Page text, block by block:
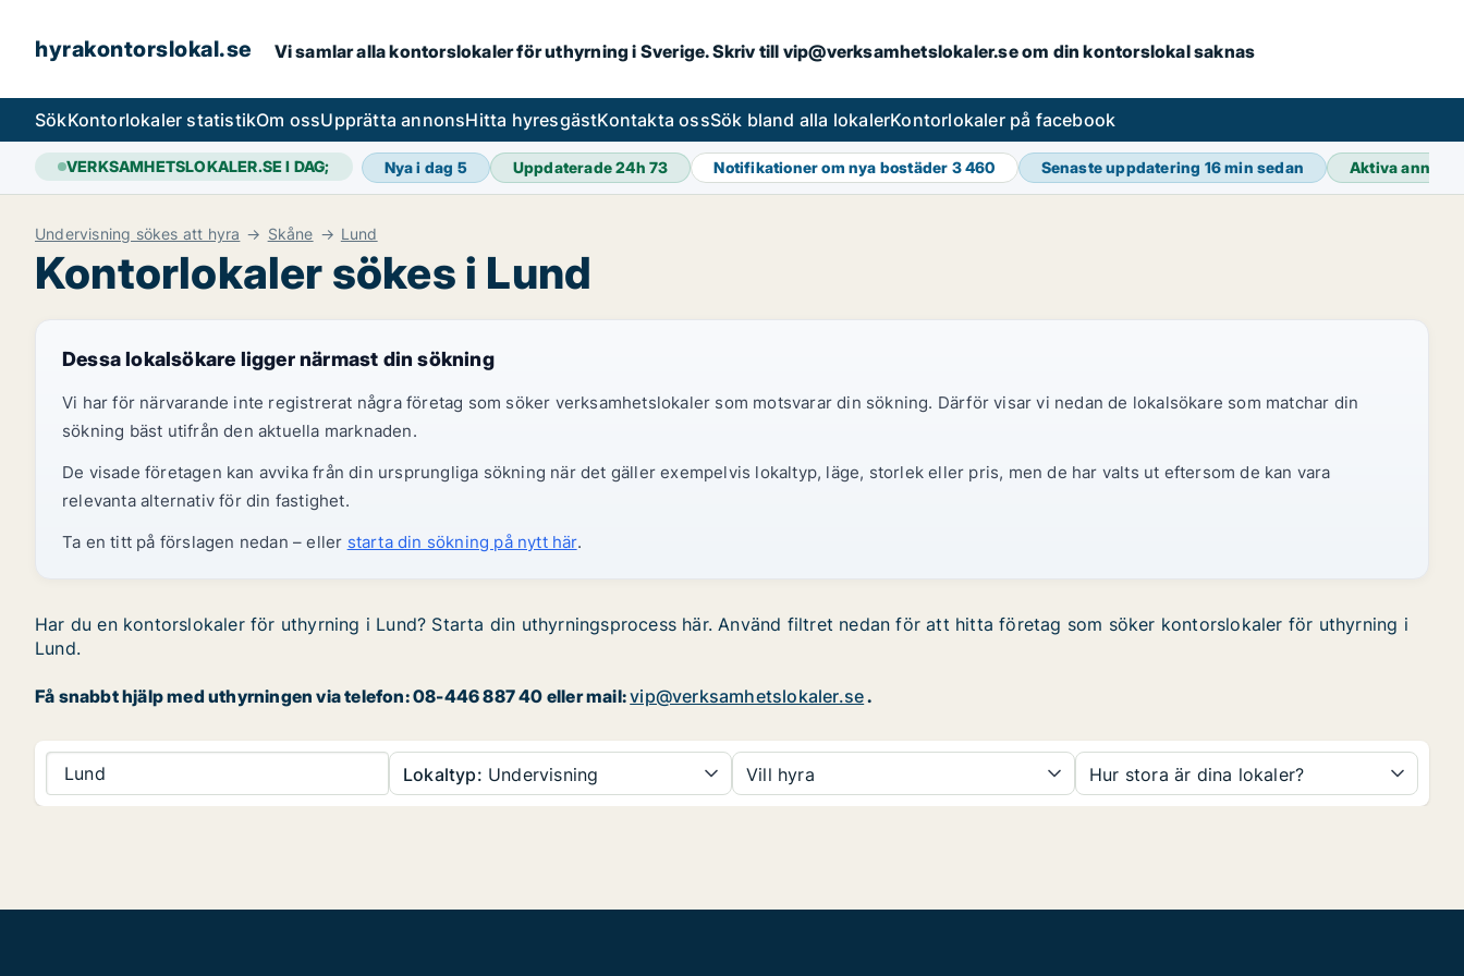
hyrakontorslokal.se Vi samlar alla kontorslokaler för uthyrning i Sverige. Skriv till vip@verksamhetslokaler.se om din kontorslokal saknas
SökKontorlokaler statistikOm ossUpprätta annonsHitta hyresgästKontakta ossSök bland alla lokalerKontorlokaler på facebook
VERKSAMHETSLOKALER.SE I DAG; Nya i dag 5 Uppdaterade 24h73 Notifikationer om nya bostäder 3 460 Senaste uppdatering 16 min sedan Aktiva
Undervisning sökes att hyra Skåne Lund
Kontorlokaler sökes i Lund
Dessa lokalsökare ligger närmast din sökning
Vi har för närvarande inte registrerat några företag som söker verksamhetslokaler som motsvarar din sökning. Därför visar vi nedan de lokalsökare som matchar din
sökning bäst utifrån den aktuella marknaden.
De visade företagen kan avvika från din ursprungliga sökning när det gäller exempelvis lokaltyp, läge, storlek eller pris, men de har valts ut eftersom de kan vara
relevanta alternativ för din fastighet.
Ta en titt på förslagen nedan – eller starta din sökning på nytt här.
Har du en kontorslokaler för uthyrning i Lund? Starta din uthyrningsprocess här. Använd filtret nedan för att hitta företag som söker kontorslokaler för uthyrning i
Lund.
Få snabbt hjälp med uthyrningen via telefon: 08-446 887 40 eller mail:vip@verksamhetslokaler.se.
Lund Lokaltyp: Undervisning Vill hyra Hur stora är dina lokaler?